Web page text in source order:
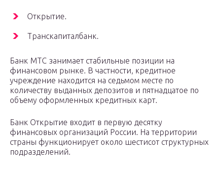
Открытие.
Транскапиталбанк.
Банк МТС занимает стабильные позиции на
финансовом рынке. В частности, кредитное
учреждение находится на седьмом месте по
количеству выданных депозитов и пятнадцатое по
объему оформленных кредитных карт.
Банк Открытие входит в первую десятку
финансовых организаций России. На территории
страны функционирует около шестисот структурных
подразделений.